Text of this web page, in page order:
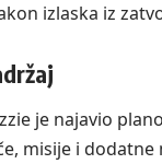
izlaska iz
je najavio
misije i